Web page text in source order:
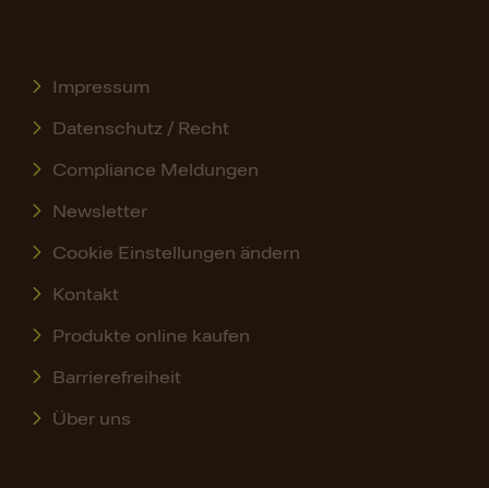
Impressum
Datenschutz / Recht
Compliance Meldungen
Newsletter
Cookie Einstellungen ändern
Kontakt
Produkte online kaufen
Barrierefreiheit
Über uns